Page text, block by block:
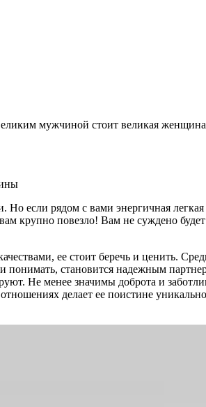
мужчиной стоит великая
если рядом с вами энергичная
крупно повезло! Вам не суждено
ее стоит беречь и ценить.
понимать, становится надежным
Не менее значимы доброта и
делает ее поистине